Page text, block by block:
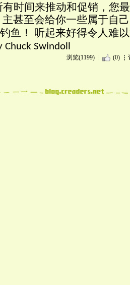
时间来推动和促销 ，您
主甚至会给你一些属于自
鱼！
听起来好得令人难
Chuck Swindoll
浏览(1199) (0)